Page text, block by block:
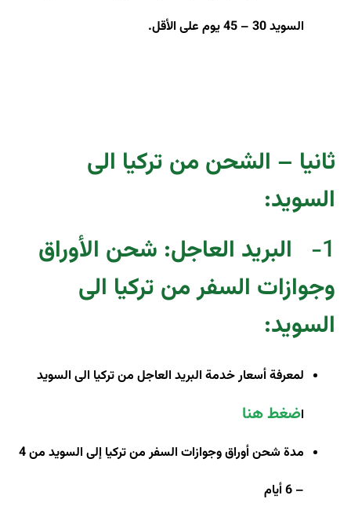
السويد 30 – 45 يوم على الأقل
.
ثانيا – الشحن من تركيا الى
السويد:
1-
البريد العاجل: شحن الأوراق
وجوازات السفر من تركيا الى
السويد:
لمعرفة أسعار خدمة البريد العاجل من تركيا الى السويد
اضغط هنا
مدة شحن أوراق وجوازات السفر من تركيا إلى السويد من 4
– 6 أيام